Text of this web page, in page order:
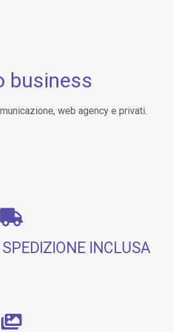
business
web agency e privati.
SPEDIZIONE INCLUSA